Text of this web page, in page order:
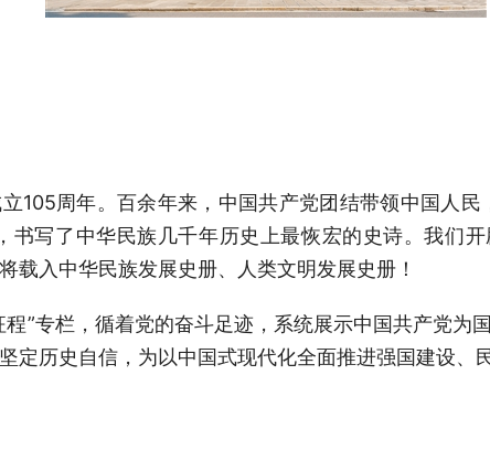
周年。百余年来，中国共产党团结带领中国人民
书写了中华民族几千年历史上最恢宏的史诗。我们
载入中华民族发展史册、人类文明发展史册！
专栏，循着党的奋斗足迹，系统展示中国共产党为国
定历史自信，为以中国式现代化全面推进强国建设、